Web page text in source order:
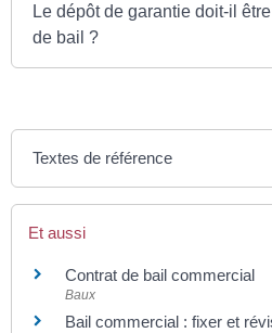
Le dépôt de garantie doit-il
de bail ?
Textes de référence
Et aussi
Contrat de bail commercial
Baux
Bail commercial : fixer et